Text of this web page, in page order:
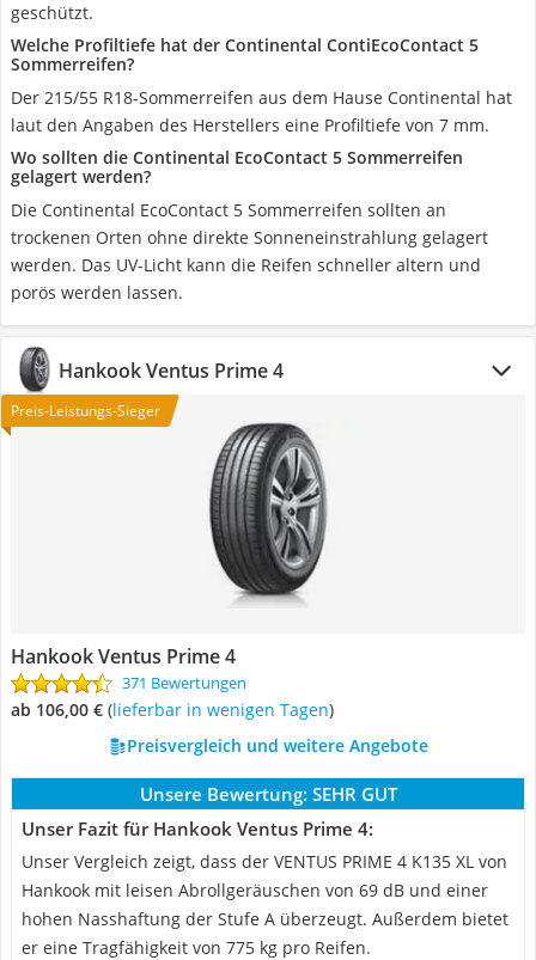
geschützt.
Welche Profiltiefe hat der Continental ContiEcoContact 5
Sommerreifen?
Der 215/55 R18-Sommerreifen aus dem Hause Continental hat
laut den Angaben des Herstellers eine Profiltiefe von 7 mm.
Wo sollten die Continental EcoContact 5 Sommerreifen
gelagert werden?
Die Continental EcoContact 5 Sommerreifen sollten an
trockenen Orten ohne direkte Sonneneinstrahlung gelagert
werden. Das UV-Licht kann die Reifen schneller altern und
porös werden lassen.
Hankook Ventus Prime 4
Preis-Leistungs-Sieger
Hankook Ventus Prime 4
371 Bewertungen
ab 106,00 € ( Lieferbar in wenigen Tagen)
Preisvergleich und weitere Angebote
Unsere Bewertung: SEHR GUT
Unser Fazit für Hankook Ventus Prime 4:
Unser Vergleich zeigt, dass der VENTUS PRIME 4 K135 XL von
Hankook mit leisen Abrollgeräuschen von 69 dB und einer
hohen Nasshaftung der Stufe A überzeugt. Außerdem bietet
er eine Tragfähigkeit von 775 kg pro Reifen.